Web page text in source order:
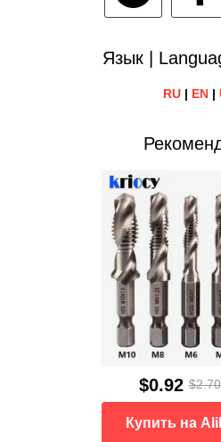
Язык |
RU| EN|
$0.92 $2.70
Купить на